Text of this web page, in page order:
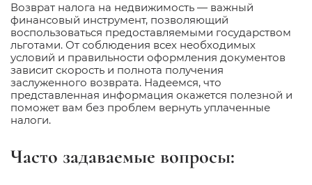
Возврат налога на недвижимость — важный
финансовый инструмент, позволяющий
воспользоваться предоставляемыми государством
льготами. От соблюдения всех необходимых
условий и правильности оформления документов
зависит скорость и полнота получения
заслуженного возврата. Надеемся, что
представленная информация окажется полезной и
поможет вам без проблем вернуть уплаченные
налоги.
Часто задаваемые вопросы: